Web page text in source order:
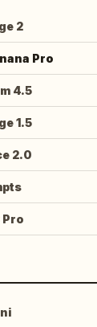
2
Pro
4.5
1.5
2.0
Pro